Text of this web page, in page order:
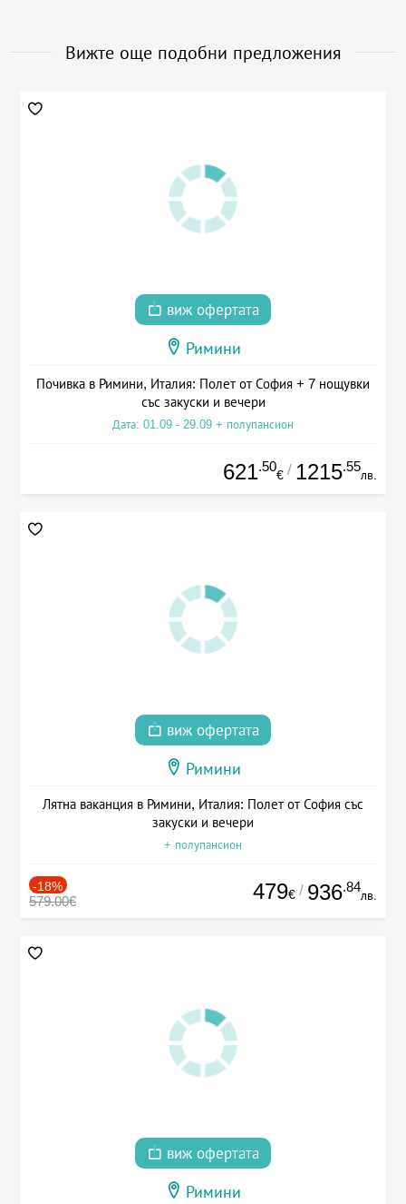
Вижте още подобни предложения
виж офертата
Римини
Почивка в Римини, Италия: Полет от София + 7 нощувки
със закуски и вечери
Дата: 01.09 - 29.09 + полупансион
621.50
€ / 1215.55
лв.
виж офертата
Римини
Лятна ваканция в Римини, Италия: Полет от София със
закуски и вечери
+ полупансион
-18%
579.00€ 479€ / 936.84
лв.
виж офертата
Римини